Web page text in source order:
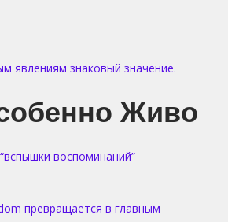
явлениям знаковый значение.
Живо
воспоминаний”
превращается в главным